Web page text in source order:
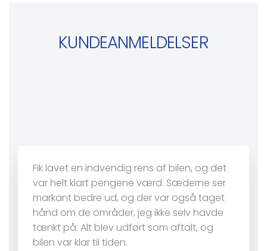
KUNDEANMELDELSER
Fik lavet en indvendig rens af bilen, og det
var helt klart pengene værd. Sæderne ser
markant bedre ud, og der var også taget
hånd om de områder, jeg ikke selv havde
tænkt på. Alt blev udført som aftalt, og
bilen var klar til tiden.